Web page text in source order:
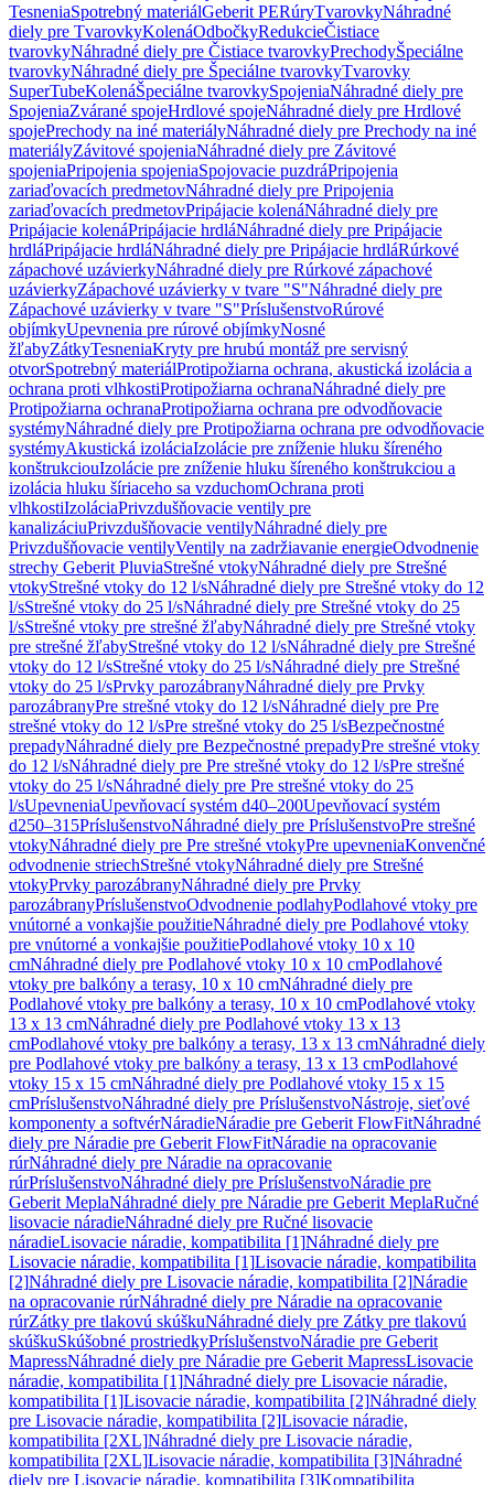
TesneniaSpotrebný materiálGeberit PERúryTvarovkyNáhradné
diely pre TvarovkyKolenáOdbočkyRedukcieČistiace
tvarovkyNáhradné diely pre Čistiace tvarovkyPrechodyŠpeciálne
tvarovkyNáhradné diely pre Špeciálne tvarovkyTvarovky
SuperTubeKolenáŠpeciálne tvarovkySpojeniaNáhradné diely pre
SpojeniaZvárané spojeHrdlové spojeNáhradné diely pre Hrdlové
spojePrechody na iné materiályNáhradné diely pre Prechody na iné
materiályZávitové spojeniaNáhradné diely pre Závitové
spojeniaPripojenia spojeniaSpojovacie puzdráPripojenia
zariaďovacích predmetovNáhradné diely pre Pripojenia
zariaďovacích predmetovPripájacie kolenáNáhradné diely pre
Pripájacie kolenáPripájacie hrdláNáhradné diely pre Pripájacie
hrdláPripájacie hrdláNáhradné diely pre Pripájacie hrdláRúrkové
zápachové uzávierkyNáhradné diely pre Rúrkové zápachové
uzávierkyZápachové uzávierky v tvare "S"Náhradné diely pre
Zápachové uzávierky v tvare "S"PríslušenstvoRúrové
objímkyUpevnenia pre rúrové objímkyNosné
žľabyZátkyTesneniaKryty pre hrubú montáž pre servisný
otvorSpotrebný materiálProtipožiarna ochrana, akustická izolácia a
ochrana proti vlhkostiProtipožiarna ochranaNáhradné diely pre
Protipožiarna ochranaProtipožiarna ochrana pre odvodňovacie
systémyNáhradné diely pre Protipožiarna ochrana pre odvodňovacie
systémyAkustická izoláciaIzolácie pre zníženie hluku šíreného
konštrukciouIzolácie pre zníženie hluku šíreného konštrukciou a
izolácia hluku šíriaceho sa vzduchomOchrana proti
vlhkostiIzoláciaPrivzdušňovacie ventily pre
kanalizáciuPrivzdušňovacie ventilyNáhradné diely pre
Privzdušňovacie ventilyVentily na zadržiavanie energieOdvodnenie
strechy Geberit PluviaStrešné vtokyNáhradné diely pre Strešné
vtokyStrešné vtoky do 12 l/sNáhradné diely pre Strešné vtoky do 12
l/sStrešné vtoky do 25 l/sNáhradné diely pre Strešné vtoky do 25
l/sStrešné vtoky pre strešné žľabyNáhradné diely pre Strešné vtoky
pre strešné žľabyStrešné vtoky do 12 l/sNáhradné diely pre Strešné
vtoky do 12 l/sStrešné vtoky do 25 l/sNáhradné diely pre Strešné
vtoky do 25 l/sPrvky parozábranyNáhradné diely pre Prvky
parozábranyPre strešné vtoky do 12 l/sNáhradné diely pre Pre
strešné vtoky do 12 l/sPre strešné vtoky do 25 l/sBezpečnostné
prepadyNáhradné diely pre Bezpečnostné prepadyPre strešné vtoky
do 12 l/sNáhradné diely pre Pre strešné vtoky do 12 l/sPre strešné
vtoky do 25 l/sNáhradné diely pre Pre strešné vtoky do 25
l/sUpevneniaUpevňovací systém d40–200Upevňovací systém
d250–315PríslušenstvoNáhradné diely pre PríslušenstvoPre strešné
vtokyNáhradné diely pre Pre strešné vtokyPre upevneniaKonvenčné
odvodnenie striechStrešné vtokyNáhradné diely pre Strešné
vtokyPrvky parozábranyNáhradné diely pre Prvky
parozábranyPríslušenstvoOdvodnenie podlahyPodlahové vtoky pre
vnútorné a vonkajšie použitieNáhradné diely pre Podlahové vtoky
pre vnútorné a vonkajšie použitiePodlahové vtoky 10 x 10
cmNáhradné diely pre Podlahové vtoky 10 x 10 cmPodlahové
vtoky pre balkóny a terasy, 10 x 10 cmNáhradné diely pre
Podlahové vtoky pre balkóny a terasy, 10 x 10 cmPodlahové vtoky
13 x 13 cmNáhradné diely pre Podlahové vtoky 13 x 13
cmPodlahové vtoky pre balkóny a terasy, 13 x 13 cmNáhradné diely
pre Podlahové vtoky pre balkóny a terasy, 13 x 13 cmPodlahové
vtoky 15 x 15 cmNáhradné diely pre Podlahové vtoky 15 x 15
cmPríslušenstvoNáhradné diely pre PríslušenstvoNástroje, sieťové
komponenty a softvérNáradieNáradie pre Geberit FlowFitNáhradné
diely pre Náradie pre Geberit FlowFitNáradie na opracovanie
rúrNáhradné diely pre Náradie na opracovanie
rúrPríslušenstvoNáhradné diely pre PríslušenstvoNáradie pre
Geberit MeplaNáhradné diely pre Náradie pre Geberit MeplaRučné
lisovacie náradieNáhradné diely pre Ručné lisovacie
náradieLisovacie náradie, kompatibilita [1]Náhradné diely pre
Lisovacie náradie, kompatibilita [1]Lisovacie náradie, kompatibilita
[2]Náhradné diely pre Lisovacie náradie, kompatibilita [2]Náradie
na opracovanie rúrNáhradné diely pre Náradie na opracovanie
rúrZátky pre tlakovú skúškuNáhradné diely pre Zátky pre tlakovú
skúškuSkúšobné prostriedkyPríslušenstvoNáradie pre Geberit
MapressNáhradné diely pre Náradie pre Geberit MapressLisovacie
náradie, kompatibilita [1]Náhradné diely pre Lisovacie náradie,
kompatibilita [1]Lisovacie náradie, kompatibilita [2]Náhradné diely
pre Lisovacie náradie, kompatibilita [2]Lisovacie náradie,
kompatibilita [2XL]Náhradné diely pre Lisovacie náradie,
kompatibilita [2XL]Lisovacie náradie, kompatibilita [3]Náhradné
diely pre Lisovacie náradie, kompatibilita [3]Kompatibilita